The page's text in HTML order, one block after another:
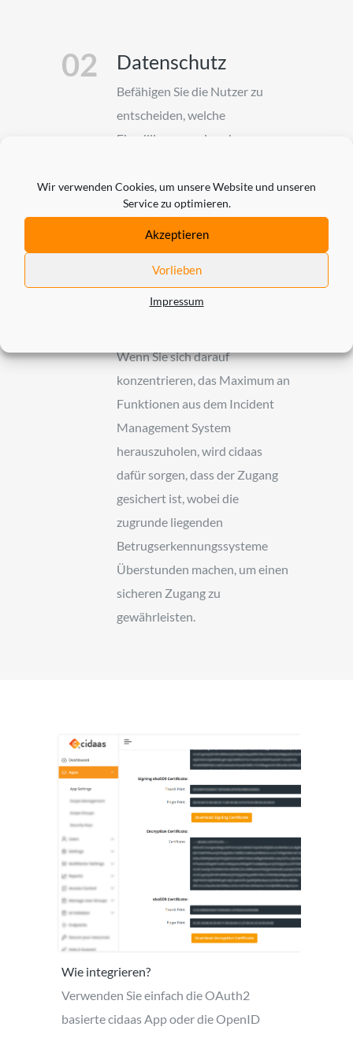
Wir verwenden Cookies, um unsere Website und unseren
Service zu optimieren.
Akzeptieren
Vorlieben
Impressum
02 Datenschutz
Befähigen Sie die Nutzer zu
entscheiden, welche
Einwilligungen sie geben
verschiedene Arten von
Einwilligungen integrieren, die
sofort nach dem Auspacken
angeboten werden
Wenn Sie sich darauf
konzentrieren, das Maximum an
Funktionen aus dem Incident
Management System
herauszuholen, wird cidaas
dafür sorgen, dass der Zugang
gesichert ist, wobei die
zugrunde liegenden
Betrugserkennungssysteme
Überstunden machen, um einen
sicheren Zugang zu
gewährleisten.
Wie integrieren?
Verwenden Sie einfach die OAuth2
basierte cidaas App oder die OpenID